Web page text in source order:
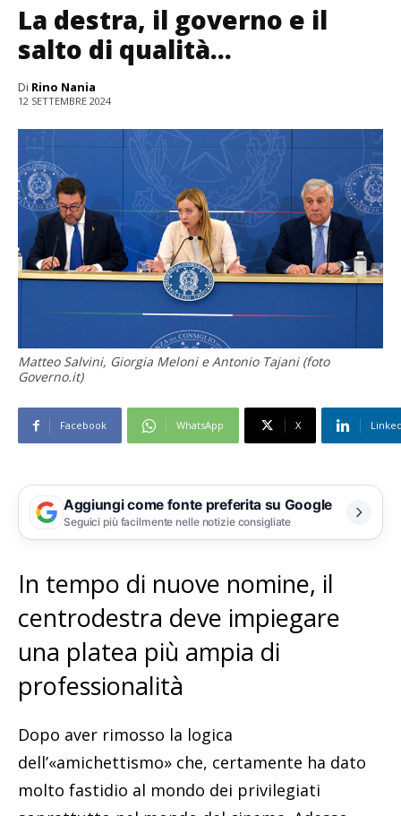
La destra, il governo e il
salto di qualità…
Di Rino Nania
12 SETTEMBRE 2024
Matteo Salvini, Giorgia Meloni e Antonio Tajani (foto
Governo.it)
Facebook WhatsApp X
Aggiungi come fonte preferita su Google
Seguici più facilmente nelle notizie consigliate
In tempo di nuove nomine, il
centrodestra deve impiegare
una platea più ampia di
professionalità
Dopo aver rimosso la logica
dell’«amichettismo» che, certamente ha dato
molto fastidio al mondo dei privilegiati